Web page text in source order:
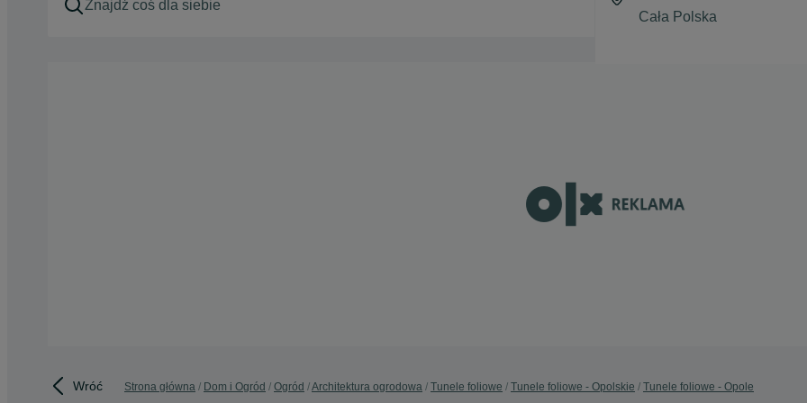
Wróć Strona główna Dom i Ogród Ogród Architektura ogrodowa Tunele foliowe Tunele foliowe - Opolskie Tunele foliowe - Opole